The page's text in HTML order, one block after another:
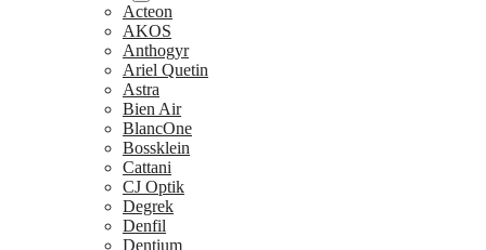
Acteon
AKOS
Anthogyr
Ariel Quetin
Astra
Bien Air
BlancOne
Bossklein
Cattani
CJ Optik
Degrek
Denfil
Dentium